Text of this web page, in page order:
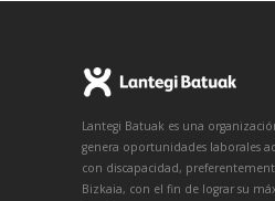
Lantegi Batuak es una
genera oportunidades laborales
con discapacidad,
Bizkaia, con el fin de lograr su